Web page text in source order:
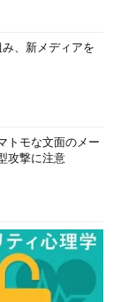
、新メディアを
トモな文面のメー
攻撃に注意